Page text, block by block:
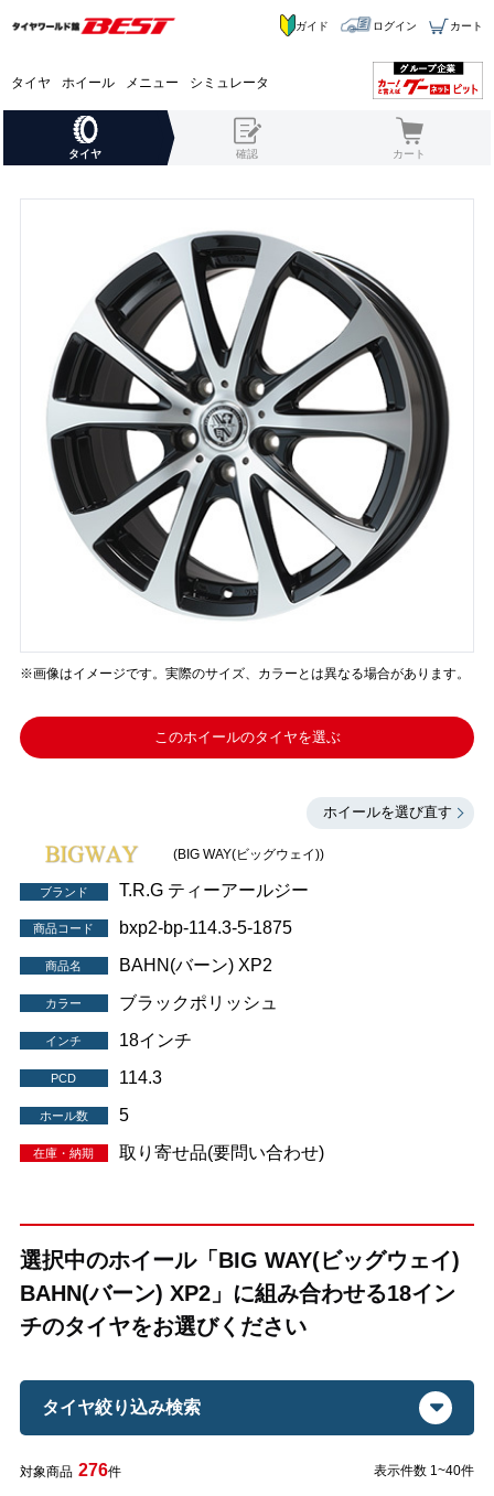
タイヤ ホイール メニュー シミュレータ
ガイド ログイン カート
タイヤ 確認 カート
※画像はイメージです。実際のサイズ、カラーとは異なる場合があります。
このホイールのタイヤを選ぶ
ホイールを選び直す
(BIG WAY(ビッグウェイ))
ブランド T.R.G ティーアールジー
商品コード bxp2-bp-114.3-5-1875
商品名 BAHN(バーン) XP2
カラー ブラックポリッシュ
インチ 18インチ
PCD 114.3
ホール数 5
在庫・納期 取り寄せ品(要問い合わせ)
選択中のホイール「BIG WAY(ビッグウェイ)
BAHN(バーン) XP2」に組み合わせる18イン
チのタイヤをお選びください
タイヤ絞り込み検索
対象商品 276件 表示件数 1~40件